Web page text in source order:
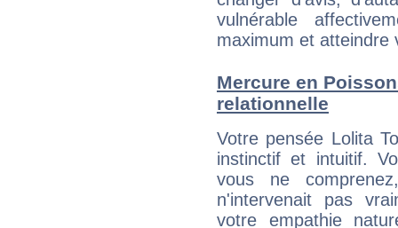
vulnérable
maximum et atteindre
Mercure en
relationnelle
Votre pensée Lolita
instinctif et intuitif.
vous ne
n'intervenait pas
votre empathie